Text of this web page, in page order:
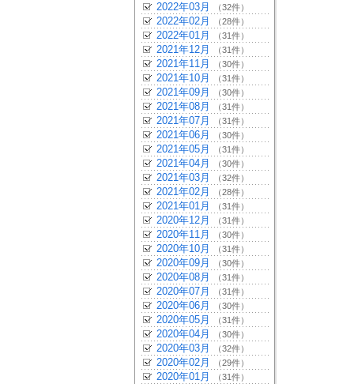
2022年03月 （32件）
2022年02月 （28件）
2022年01月 （31件）
2021年12月 （31件）
2021年11月 （30件）
2021年10月 （31件）
2021年09月 （30件）
2021年08月 （31件）
2021年07月 （31件）
2021年06月 （30件）
2021年05月 （31件）
2021年04月 （30件）
2021年03月 （32件）
2021年02月 （28件）
2021年01月 （31件）
2020年12月 （31件）
2020年11月 （30件）
2020年10月 （31件）
2020年09月 （30件）
2020年08月 （31件）
2020年07月 （31件）
2020年06月 （30件）
2020年05月 （31件）
2020年04月 （30件）
2020年03月 （32件）
2020年02月 （29件）
2020年01月 （31件）